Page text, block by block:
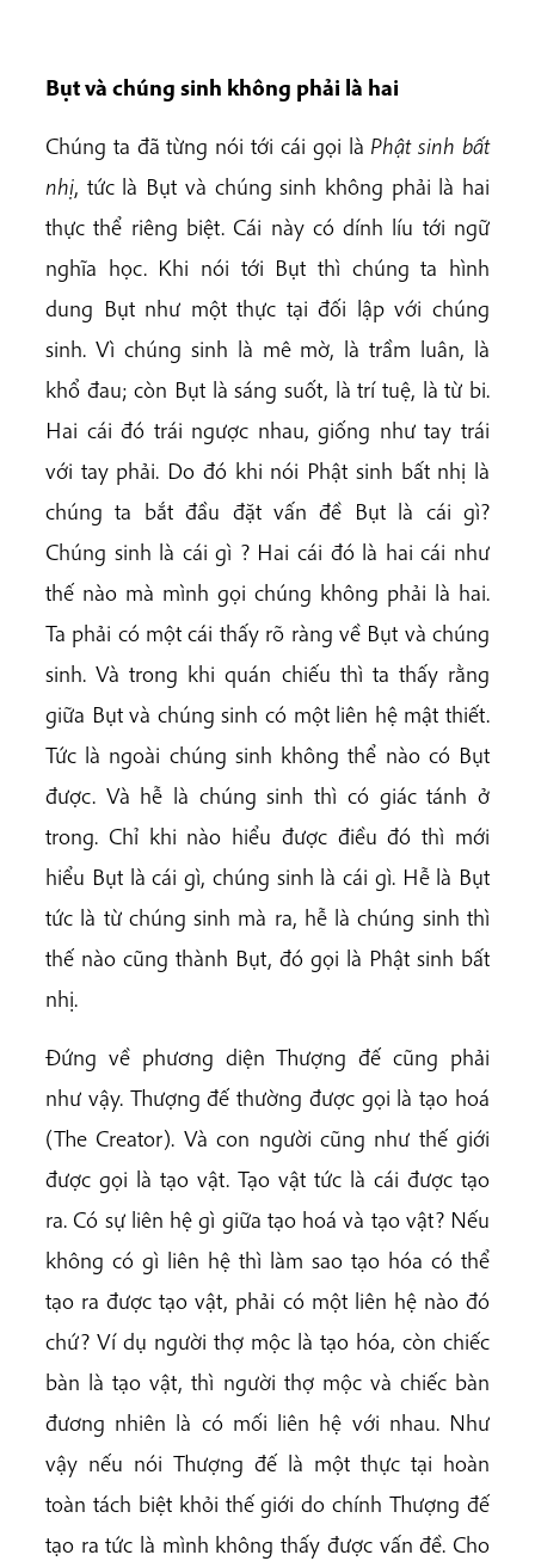
Bụt và chúng sinh không phải là hai
Chúng ta đã từng nói tới cái gọi là Phật sinh bất
nhị, tức là Bụt và chúng sinh không phải là hai
thực thể riêng biệt. Cái này có dính líu tới ngữ
nghĩa học. Khi nói tới Bụt thì chúng ta hình
dung Bụt như một thực tại đối lập với chúng
sinh. Vì chúng sinh là mê mờ, là trầm luân, là
khổ đau; còn Bụt là sáng suốt, là trí tuệ, là từ bi.
Hai cái đó trái ngược nhau, giống như tay trái
với tay phải. Do đó khi nói Phật sinh bất nhị là
chúng ta bắt đầu đặt vấn đề Bụt là cái gì?
Chúng sinh là cái gì ? Hai cái đó là hai cái như
thế nào mà mình gọi chúng không phải là hai.
Ta phải có một cái thấy rõ ràng về Bụt và chúng
sinh. Và trong khi quán chiếu thì ta thấy rằng
giữa Bụt và chúng sinh có một liên hệ mật thiết.
Tức là ngoài chúng sinh không thể nào có Bụt
được. Và hễ là chúng sinh thì có giác tánh ở
trong. Chỉ khi nào hiểu được điều đó thì mới
hiểu Bụt là cái gì, chúng sinh là cái gì. Hễ là Bụt
tức là từ chúng sinh mà ra, hễ là chúng sinh thì
thế nào cũng thành Bụt, đó gọi là Phật sinh bất
nhị.
Đứng về phương diện Thượng đế cũng phải
như vậy. Thượng đế thường được gọi là tạo hoá
(The Creator). Và con người cũng như thế giới
được gọi là tạo vật. Tạo vật tức là cái được tạo
ra. Có sự liên hệ gì giữa tạo hoá và tạo vật? Nếu
không có gì liên hệ thì làm sao tạo hóa có thể
tạo ra được tạo vật, phải có một liên hệ nào đó
chứ? Ví dụ người thợ mộc là tạo hóa, còn chiếc
bàn là tạo vật, thì người thợ mộc và chiếc bàn
đương nhiên là có mối liên hệ với nhau. Như
vậy nếu nói Thượng đế là một thực tại hoàn
toàn tách biệt khỏi thế giới do chính Thượng đế
tạo ra tức là mình không thấy được vấn đề. Cho